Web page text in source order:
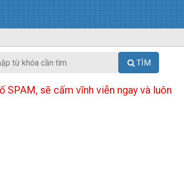
TÌM
SPAM, sẽ cấm vĩnh viễn ngay và luôn